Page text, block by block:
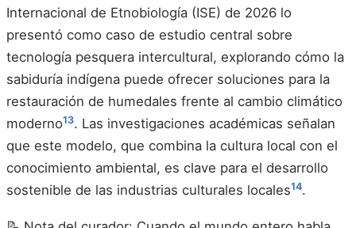
Internacional de Etnobiología (ISE) de 2026 lo
presentó como caso de estudio central sobre
tecnología pesquera intercultural, explorando cómo la
sabiduría indígena puede ofrecer soluciones para la
restauración de humedales frente al cambio climático
moderno13. Las investigaciones académicas señalan
que este modelo, que combina la cultura local con el
conocimiento ambiental, es clave para el desarrollo
sostenible de las industrias culturales locales14.